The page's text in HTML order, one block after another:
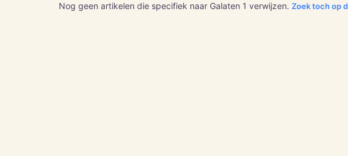
Nog geen artikelen die specifiek naar Galaten 1 verwijzen. Zoek toch op